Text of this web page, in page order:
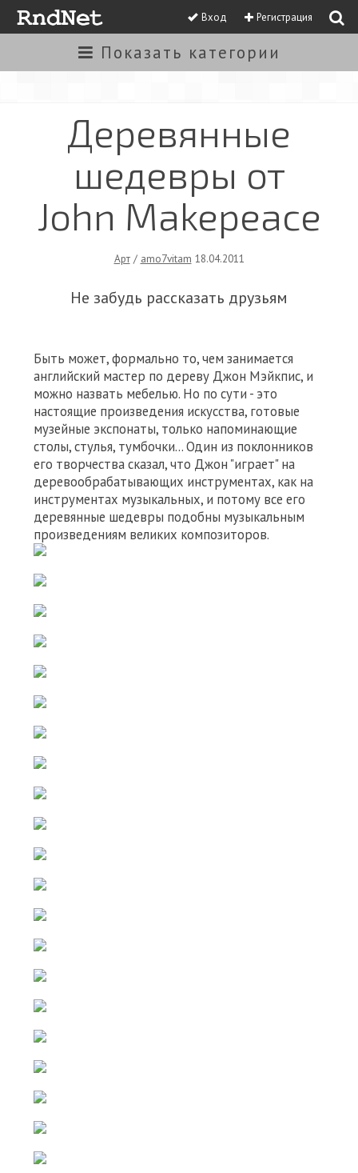
Вход Регистрация
Показать категории
Деревянные
шедевры от
John Makepeace
Арт/ amo7vitam 18.04.2011
Не забудь рассказать друзьям
Быть может, формально то, чем занимается
английский мастер по дереву Джон Мэйкпис, и
можно назвать мебелью. Но по сути - это
настоящие произведения искусства, готовые
музейные экспонаты, только напоминающие
столы, стулья, тумбочки... Один из поклонников
его творчества сказал, что Джон "играет" на
деревообрабатывающих инструментах, как на
инструментах музыкальных, и потому все его
деревянные шедевры подобны музыкальным
произведениям великих композиторов.